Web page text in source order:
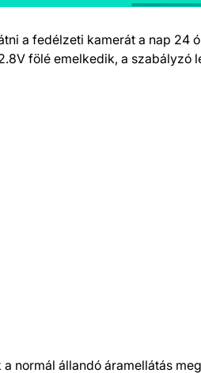
a fedélzeti kamerát a nap 24
fölé emelkedik, a szabályzó
normál állandó áramellátás